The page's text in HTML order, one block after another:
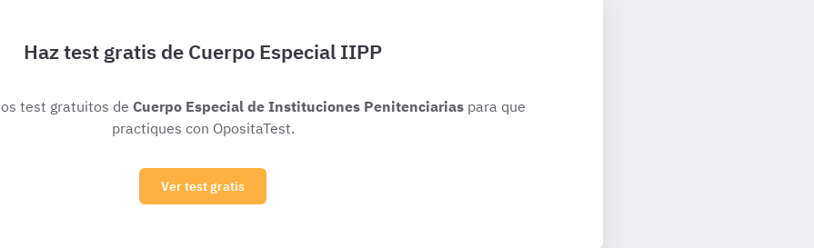
Haz test gratis de Cuerpo Especial IIPP
test gratuitos de Cuerpo Especial de Instituciones Penitenciariaspara que
practiques con OpositaTest.
Ver test gratis